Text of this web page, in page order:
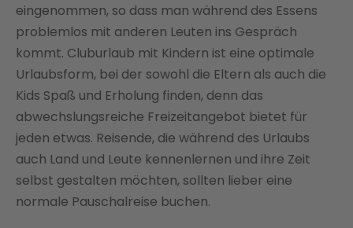
eingenommen, so dass man während des Essens
problemlos mit anderen Leuten ins Gespräch
kommt. Cluburlaub mit Kindern ist eine optimale
Urlaubsform, bei der sowohl die Eltern als auch die
Kids Spaß und Erholung finden, denn das
abwechslungsreiche Freizeitangebot bietet für
jeden etwas. Reisende, die während des Urlaubs
auch Land und Leute kennenlernen und ihre Zeit
selbst gestalten möchten, sollten lieber eine
normale Pauschalreise buchen.